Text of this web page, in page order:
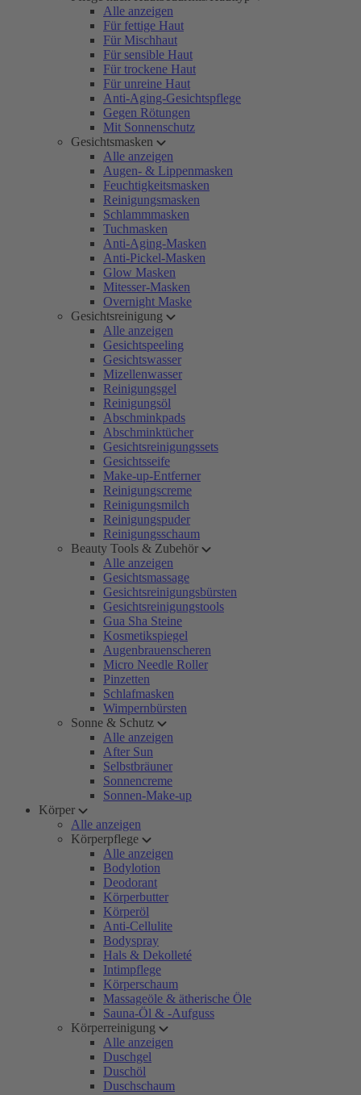
Alle anzeigen
Für fettige Haut
Für Mischhaut
Für sensible Haut
Für trockene Haut
Für unreine Haut
Anti-Aging-Gesichtspflege
Gegen Rötungen
Mit Sonnenschutz
Gesichtsmasken
Alle anzeigen
Augen- & Lippenmasken
Feuchtigkeitsmasken
Reinigungsmasken
Schlammmasken
Tuchmasken
Anti-Aging-Masken
Anti-Pickel-Masken
Glow Masken
Mitesser-Masken
Overnight Maske
Gesichtsreinigung
Alle anzeigen
Gesichtspeeling
Gesichtswasser
Mizellenwasser
Reinigungsgel
Reinigungsöl
Abschminkpads
Abschminktücher
Gesichtsreinigungssets
Gesichtsseife
Make-up-Entferner
Reinigungscreme
Reinigungsmilch
Reinigungspuder
Reinigungsschaum
Beauty Tools & Zubehör
Alle anzeigen
Gesichtsmassage
Gesichtsreinigungsbürsten
Gesichtsreinigungstools
Gua Sha Steine
Kosmetikspiegel
Augenbrauenscheren
Micro Needle Roller
Pinzetten
Schlafmasken
Wimpernbürsten
Sonne & Schutz
Alle anzeigen
After Sun
Selbstbräuner
Sonnencreme
Sonnen-Make-up
Körper
Alle anzeigen
Körperpflege
Alle anzeigen
Bodylotion
Deodorant
Körperbutter
Körperöl
Anti-Cellulite
Bodyspray
Hals & Dekolleté
Intimpflege
Körperschaum
Massageöle & ätherische Öle
Sauna-Öl & -Aufguss
Körperreinigung
Alle anzeigen
Duschgel
Duschöl
Duschschaum